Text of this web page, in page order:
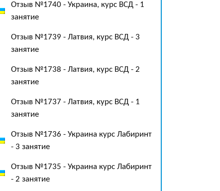
Отзыв №1740 - Украина, курс ВСД - 1
занятие
Отзыв №1739 - Латвия, курс ВСД - 3
занятие
Отзыв №1738 - Латвия, курс ВСД - 2
занятие
Отзыв №1737 - Латвия, курс ВСД - 1
занятие
Отзыв №1736 - Украина курс Лабиринт
- 3 занятие
Отзыв №1735 - Украина курс Лабиринт
- 2 занятие